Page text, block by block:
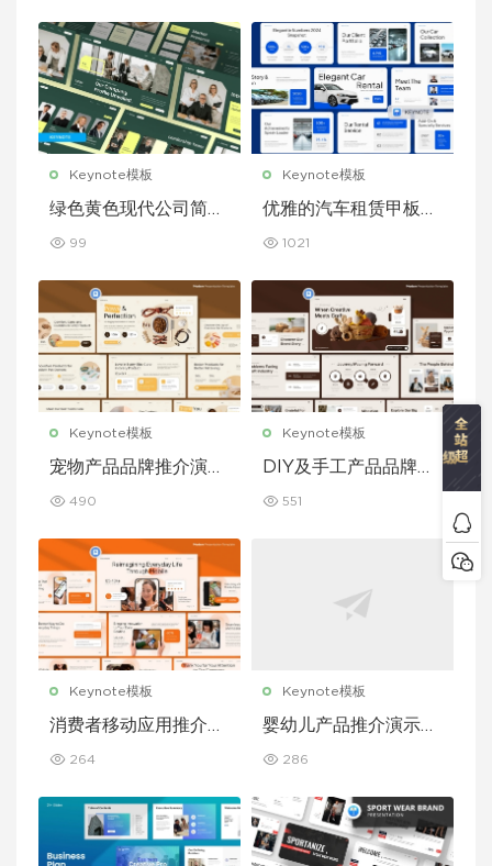
Keynote模板
绿色黄色现代公司简介
99
Keynote模板
优雅的汽车租赁甲板主
1021
Keynote模板
宠物产品品牌推介演示
e 模板
490
Keynote模板
DIY及手工产品品牌推
eynote 模板
551
Keynote模板
消费者移动应用推介演
ote 模板
264
Keynote模板
婴幼儿产品推介演示文
模板
286